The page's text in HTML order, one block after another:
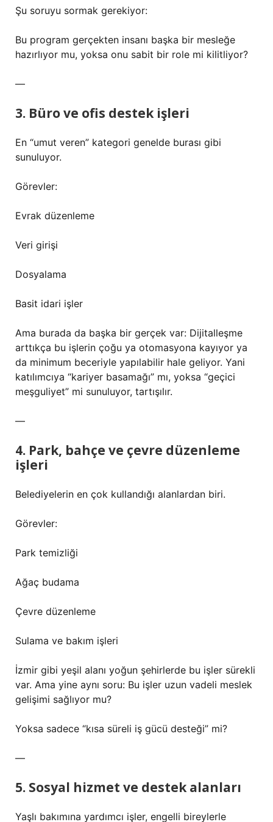
Şu soruyu sormak gerekiyor:
Bu program gerçekten insanı başka bir mesleğe
hazırlıyor mu, yoksa onu sabit bir role mi kilitliyor?
—
3. Büro ve ofis destek işleri
En “umut veren” kategori genelde burası gibi
sunuluyor.
Görevler:
Evrak düzenleme
Veri girişi
Dosyalama
Basit idari işler
Ama burada da başka bir gerçek var: Dijitalleşme
arttıkça bu işlerin çoğu ya otomasyona kayıyor ya
da minimum beceriyle yapılabilir hale geliyor. Yani
katılımcıya “kariyer basamağı” mı, yoksa “geçici
meşguliyet” mi sunuluyor, tartışılır.
—
4. Park, bahçe ve çevre düzenleme
işleri
Belediyelerin en çok kullandığı alanlardan biri.
Görevler:
Park temizliği
Ağaç budama
Çevre düzenleme
Sulama ve bakım işleri
İzmir gibi yeşil alanı yoğun şehirlerde bu işler sürekli
var. Ama yine aynı soru: Bu işler uzun vadeli meslek
gelişimi sağlıyor mu?
Yoksa sadece “kısa süreli iş gücü desteği” mi?
—
5. Sosyal hizmet ve destek alanları
Yaşlı bakımına yardımcı işler, engelli bireylerle